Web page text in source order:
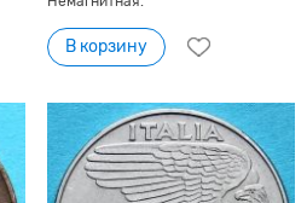
В корзину